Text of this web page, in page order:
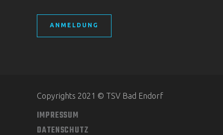
ANMELDUNG
Copyrights 2021 © TSV Bad Endorf
IMPRESSUM
DATENSCHUTZ